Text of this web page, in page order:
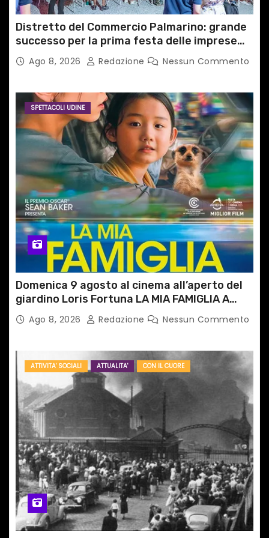
Distretto del Commercio Palmarino: grande
successo per la prima festa delle imprese
del territorio
Ago 8, 2026 Redazione Nessun Commento
SPETTACOLI UDINE
Domenica 9 agosto al cinema all’aperto del
giardino Loris Fortuna LA MIA FAMIGLIA A
TAIPEIAgo 8, 2026 Redazione Nessun Commento
ATTIVITA' SOCIALI ATTUALITA' CON IL CUORE